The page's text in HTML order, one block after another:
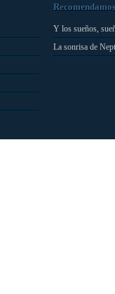
Recomendamos
Y los sueños,
La sonrisa de